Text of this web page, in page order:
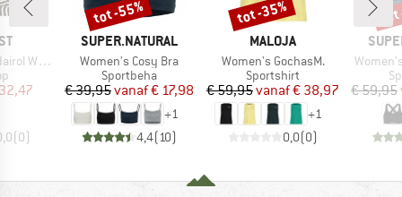
Bikini Top
prijs
(0)
MERK
SUPER.NATURAL
Artikel
Women's Cosy Bra
Productgroep
Sportbeha
Prijs
€ 39,95 Verlaagde prijs
vanaf€ 17,98
+1
4,4(10)
Korting
tot -55%
MERK
MALOJA
Artikel
Women's GochasM.
Productgroep
Sportshirt
Prijs
€ 59,95 Verlaagde prijs
vanaf€ 38,97
+1
0,0(0)
Korting
tot -35%
MERK
Artikel
€ 59,95